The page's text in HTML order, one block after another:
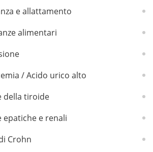
e allattamento
alimentari
/ Acido urico alto
della tiroide
epatiche e renali
Crohn